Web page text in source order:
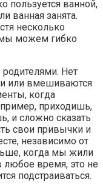
пользуется ванной,
ванная занята.
несколько
мы можем гибко
Нет
или вмешиваются
когда
приходишь,
и сложно сказать
свои привычки и
независимо от
когда мы жили
время, это не
подстраиваться.